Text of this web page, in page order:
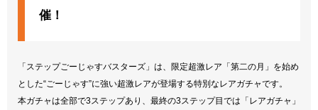
催！
「ステップごーじゃすバスターズ」は、限定超激レア「第二の月」を始め
とした“ごーじゃす”に強い超激レアが登場する特別なレアガチャです。
本ガチャは全部で3ステップあり、最終の3ステップ目では「レアガチャ」